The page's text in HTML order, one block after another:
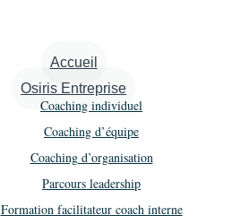
Accueil
Osiris Entreprise
Coaching individuel
Coaching d’équipe
Coaching d’organisation
Parcours leadership
Formation facilitateur coach interne